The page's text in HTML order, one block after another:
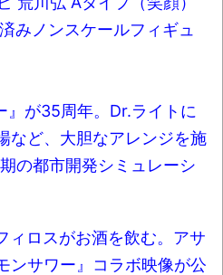
みノンスケールフィギュ
』が35周年。Dr.ライトに
など、大胆なアレンジを施
の都市開発シミュレーシ
ィロスがお酒を飲む。アサ
ンサワー』コラボ映像が公